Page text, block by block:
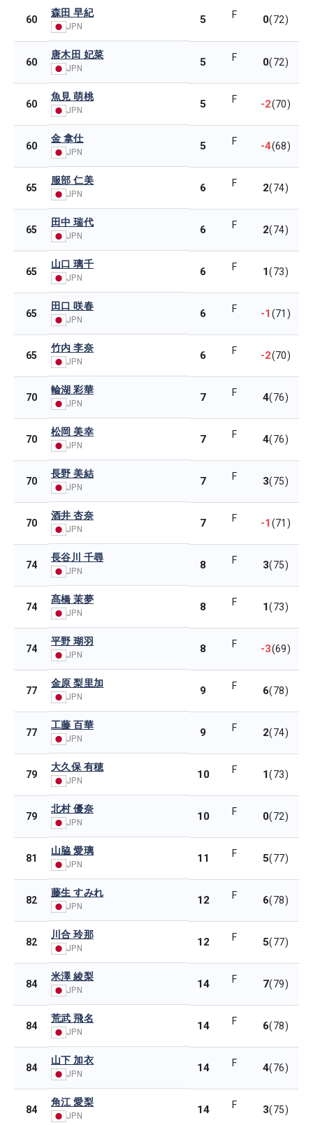
60
森田 早紀
JPN
5 F 0(72)
60
唐木田 妃菜
JPN 5 F 0(72)
60
魚見 萌桃
JPN 5 F -2(70)
60
金 拿仕
JPN 5 F -4(68)
65
服部 仁美
JPN 6 F 2(74)
65
田中 瑞代
JPN 6 F 2(74)
65
山口 璃千
JPN 6 F 1(73)
65
田口 咲春
JPN 6 F -1(71)
65
竹内 李奈
JPN 6 F -2(70)
70
輪湖 彩華
JPN 7 F 4(76)
70
松岡 美幸
JPN 7 F 4(76)
70
長野 美結
JPN 7 F 3(75)
70
酒井 杏奈
JPN 7 F -1(71)
74
長谷川 千尋
JPN 8 F 3(75)
74
髙橋 茉夢
JPN 8 F 1(73)
74
平野 瑚羽
JPN 8 F -3(69)
77
金原 梨里加
JPN 9 F 6(78)
77
工藤 百華
JPN 9 F 2(74)
79
大久保 有穂
JPN 10 F 1(73)
79
北村 優奈
JPN 10 F 0(72)
81
山脇 愛璃
JPN 11 F 5(77)
82
藤生 すみれ
JPN 12 F 6(78)
82
川合 玲那
JPN 12 F 5(77)
84
米澤 綾梨
JPN 14 F 7(79)
84
荒武 飛名
JPN 14 F 6(78)
84
山下 加衣
JPN 14 F 4(76)
84
角江 愛梨
JPN 14 F 3(75)